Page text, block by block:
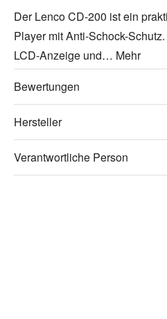
Der Lenco CD-200 ist ein
Player mit Anti-Schock-
LCD-Anzeige und… Mehr
Bewertungen
Hersteller
Verantwortliche Person